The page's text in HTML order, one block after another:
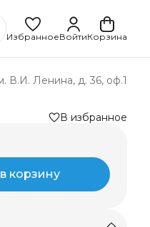
ИзбранноеВойтиКорзина
В.И. Ленина, д. 36, оф.1
В избранное
корзину